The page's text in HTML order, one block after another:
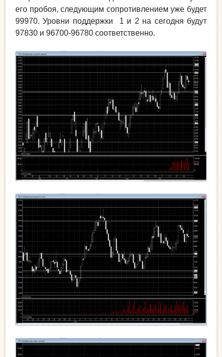
его пробоя, следующим сопротивлением уже будет
99970. Уровни поддержки 1 и 2 на сегодня будут
97830 и 96700-96780 соответственно.